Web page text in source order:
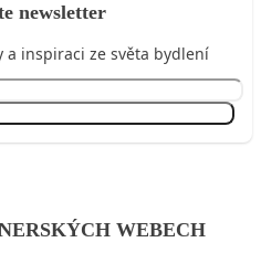
newsletter
a inspiraci ze světa bydlení
WEBECH